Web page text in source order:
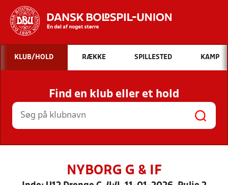
Hvad vil du søge efter?
INDHOLD OG NYHEDER
STILLINGER, RESULTATER, KLUBBER OG
HOLD
KLUB/HOLD RÆKKE SPILLESTED KAMP
Find en klub eller et hold
NYBORG G & IF